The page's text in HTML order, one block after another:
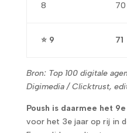
8 70
⭐ 9 71
Bron: Top 100 digitale
Digimedia / Clicktrust,
Poush is daarmee het
voor het 3e jaar op rij in